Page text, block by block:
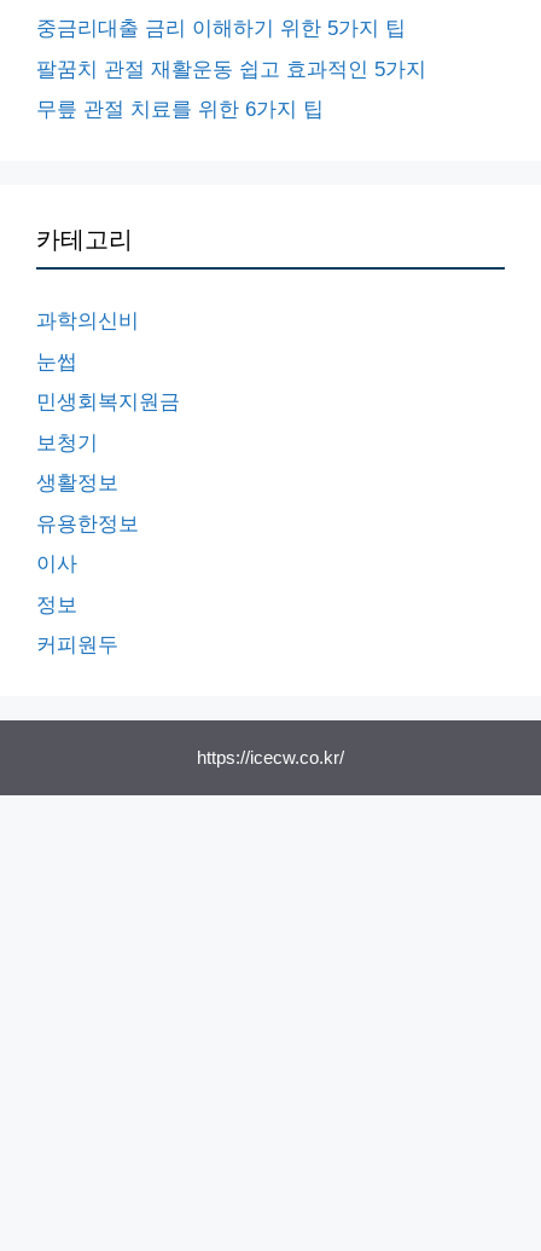
중금리대출 금리 이해하기 위한 5가지 팁
팔꿈치 관절 재활운동 쉽고 효과적인 5가지
무릎 관절 치료를 위한 6가지 팁
카테고리
과학의신비
눈썹
민생회복지원금
보청기
생활정보
유용한정보
이사
정보
커피원두
https://icecw.co.kr/